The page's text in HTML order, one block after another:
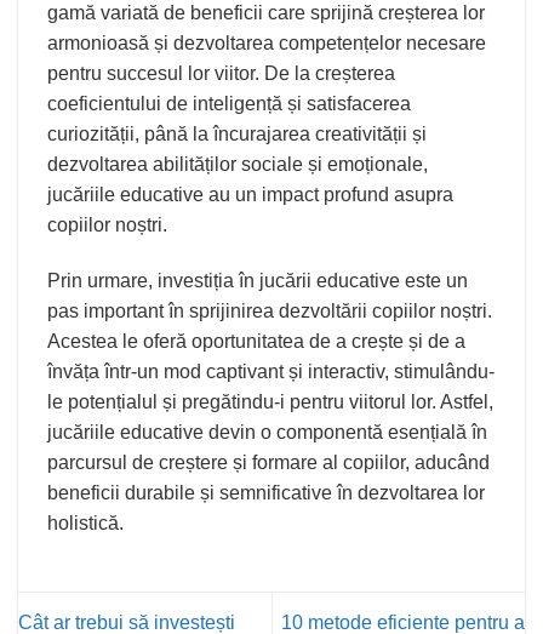
gamă variată de beneficii care sprijină creșterea lor
armonioasă și dezvoltarea competențelor necesare
pentru succesul lor viitor. De la creșterea
coeficientului de inteligență și satisfacerea
curiozității, până la încurajarea creativității și
dezvoltarea abilităților sociale și emoționale,
jucăriile educative au un impact profund asupra
copiilor noștri.
Prin urmare, investiția în jucării educative este un
pas important în sprijinirea dezvoltării copiilor noștri.
Acestea le oferă oportunitatea de a crește și de a
învăța într-un mod captivant și interactiv, stimulându-
le potențialul și pregătindu-i pentru viitorul lor. Astfel,
jucăriile educative devin o componentă esențială în
parcursul de creștere și formare al copiilor, aducând
beneficii durabile și semnificative în dezvoltarea lor
holistică.
Cât ar trebui să investești
10 metode eficiente pentru a